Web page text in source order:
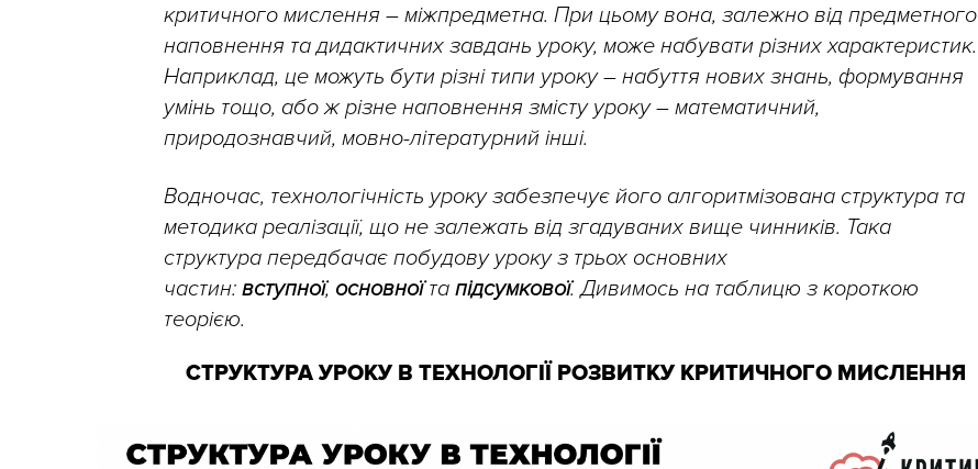
критичного мислення – міжпредметна. При цьому вона, залежно від предметного
наповнення та дидактичних завдань уроку, може набувати різних характеристик.
Наприклад, це можуть бути різні типи уроку – набуття нових знань, формування
умінь тощо, або ж різне наповнення змісту уроку – математичний,
природознавчий, мовно-літературний інші.
Водночас, технологічність уроку забезпечує його алгоритмізована структура та
методика реалізації, що не залежать від згадуваних вище чинників. Така
структура передбачає побудову уроку з трьох основних
частин: вступної, основноїта підсумкової. Дивимось на таблицю з короткою
теорією.
СТРУКТУРА УРОКУ В ТЕХНОЛОГІЇ РОЗВИТКУ КРИТИЧНОГО МИСЛЕННЯ